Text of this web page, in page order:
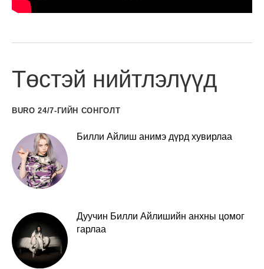
Төстэй нийтлэлүүд
BURO 24/7-ГИЙН СОНГОЛТ
Билли Айлиш анимэ дүрд хувирлаа
Дуучин Билли Айлишийн анхны цомог
гарлаа